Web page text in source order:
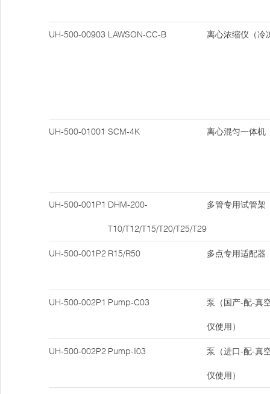
UH-500-00903 LAWSON-CC-B 离心浓缩仪（冷
UH-500-01001 SCM-4K 离心混匀一体机
UH-500-001P1 DHM-200-
T10/T12/T15/T20/T25/T29
多管专用试管架
UH-500-001P2 R15/R50 多点专用适配器
UH-500-002P1 Pump-C03 泵（国产-配-真
仪使用）
UH-500-002P2 Pump-I03 泵（进口-配-真
仪使用）